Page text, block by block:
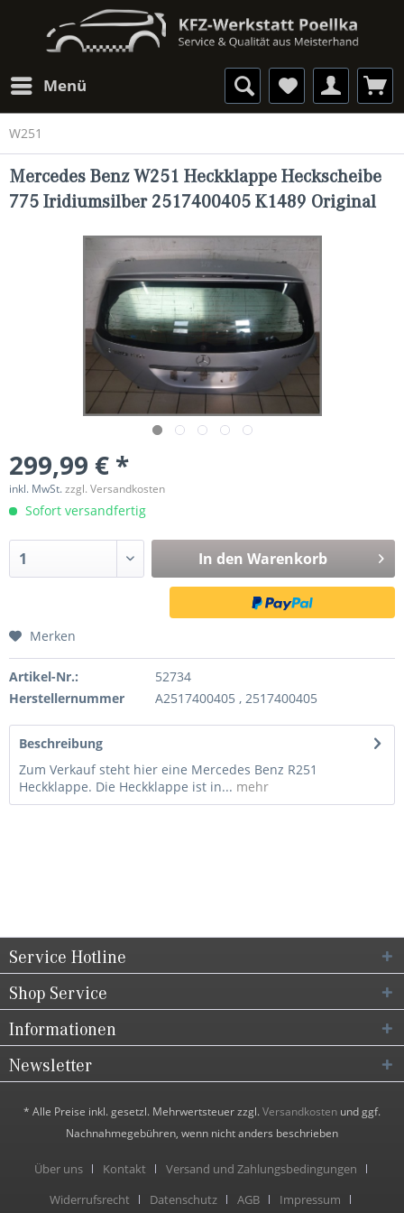
Menü
W251
Mercedes Benz W251 Heckklappe Heckscheibe
775 Iridiumsilber 2517400405 K1489 Original
299,99 € *
inkl. MwSt.zzgl. Versandkosten
Sofort versandfertig
In den Warenkorb
Merken
Artikel-Nr.:
52734
Herstellernummer
A2517400405 , 2517400405
Beschreibung
Zum Verkauf steht hier eine Mercedes Benz R251
Heckklappe. Die Heckklappe ist in... mehr
Service Hotline
Shop Service
Informationen
Newsletter
* Alle Preise inkl. gesetzl. Mehrwertsteuer zzgl.Versandkosten und ggf.
Nachnahmegebühren, wenn nicht anders beschrieben
Über uns Kontakt
Versand und Zahlungsbedingungen
Widerrufsrecht
Datenschutz AGB Impressum